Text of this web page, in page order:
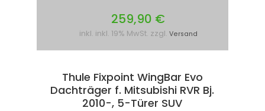
259,90 €
inkl. inkl. 19% MwSt. zzgl. Versand
Thule Fixpoint WingBar Evo
Dachträger f. Mitsubishi RVR Bj.
2010-, 5-Türer SUV